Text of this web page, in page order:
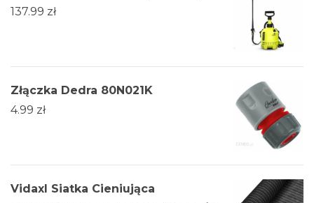
137.99 zł
Złączka Dedra 80N021K
4.99 zł
Vidaxl Siatka Cieniująca